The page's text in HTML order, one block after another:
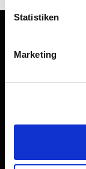
Statistiken
Marketing
IMPRESSUM
DGA-Bau
ANSCHRIFT